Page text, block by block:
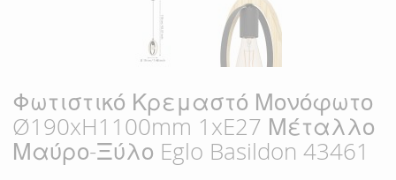
Φωτιστικό Κρεμαστό Μονόφωτο
Ø190xH1100mm 1xE27 Μέταλλο
Μαύρο-Ξύλο Eglo Basildon 43461